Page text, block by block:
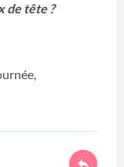
de tête ?